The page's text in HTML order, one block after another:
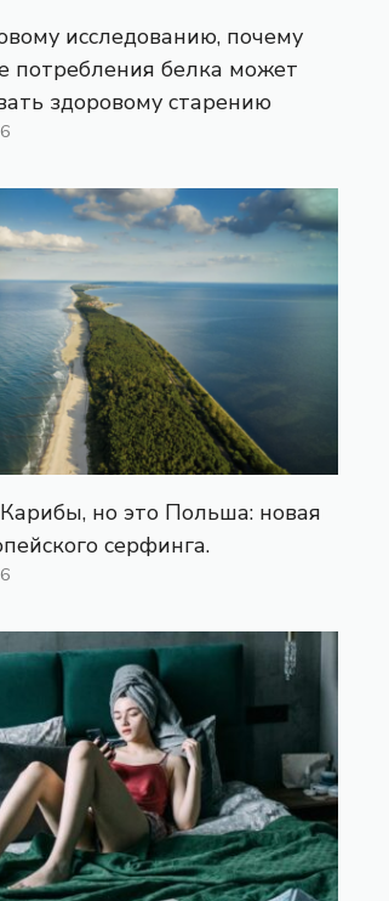
исследованию, почему
потребления белка может
здоровому старению
но это Польша: новая
серфинга.